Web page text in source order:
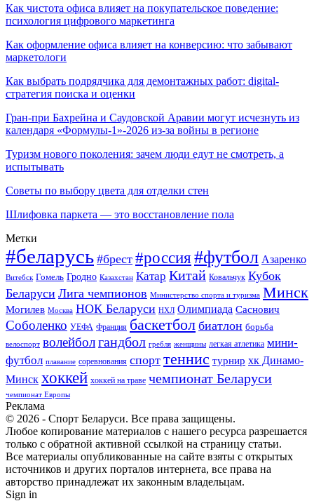
Как чистота офиса влияет на покупательское поведение:
психология цифрового маркетинга
Как оформление офиса влияет на конверсию: что забывают
маркетологи
Как выбрать подрядчика для демонтажных работ: digital-
стратегия поиска и оценки
Гран-при Бахрейна и Саудовской Аравии могут исчезнуть из
календаря «Формулы-1»-2026 из-за войны в регионе
Туризм нового поколения: зачем люди едут не смотреть, а
испытывать
Советы по выбору цвета для отделки стен
Шлифовка паркета — это восстановление пола
Метки
#беларусь #брест #россия#футбол Азаренко
Витебск Гомель Гродно Казахстан Катар Китай Ковальчук Кубок
Беларуси Лига чемпионов Министерство спорта и туризма Минск
Могилев Москва НОК Беларуси НХЛ Олимпиада Саснович
Соболенко УЕФА Франция баскетбол биатлон борьба
велоспорт волейболгандбол гребля женщины легкая атлетика мини-
футбол плавание соревнования спорт теннис турнир хк Динамо-
Минск хоккей хоккей на траве чемпионат Беларуси
чемпионат Европы
Реклама
© 2026 - Спорт Беларуси. Все права защищены.
Любое копирование материалов с нашего ресурса разрешается
только с обратной активной ссылкой на страницу статьи.
Все материалы опубликованные на сайте взяты с открытых
источников и других порталов интернета, все права на
авторство принадлежат их законным владельцам.
Sign in